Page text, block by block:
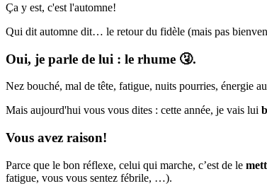
Ça y est, c'est l'automne!
Qui dit automne dit… le retour du fidèle (mais pas
Oui, je parle de lui : le rhume 🤧.
Nez bouché, mal de tête, fatigue, nuits pourries, énergie
Mais aujourd'hui vous vous dites : cette année, je vais lui
Vous avez raison!
Parce que le bon réflexe, celui qui marche, c’est de le
fatigue, vous vous sentez fébrile, …).